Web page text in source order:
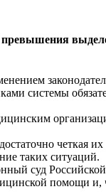
превышения
системы
четкая
таких ситуаций.
суд
помощи